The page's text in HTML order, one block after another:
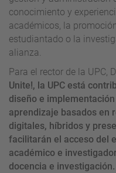
conocimiento y
académicos, la
estudiantado o la
alianza.
Para el rector de la UPC,
Unite!, la UPC está
diseño e
aprendizaje basados en
digitales, híbridos y
facilitarán el acceso del
académico e
docencia e